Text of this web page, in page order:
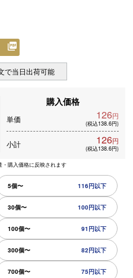
で当日出荷可能
購入価格
単価 126円
(税込138.6円)
小計 126円
(税込138.6円)
・購入価格に反映されます
5個〜 116円以下
30個〜 100円以下
100個〜 91円以下
300個〜 82円以下
700個〜 75円以下